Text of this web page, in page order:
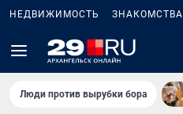
НЕДВИЖИМОСТЬ ЗНАКОМСТВА
Люди против вырубки бора